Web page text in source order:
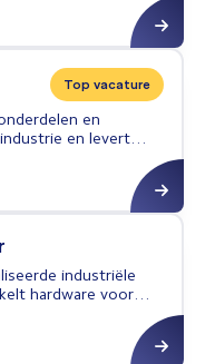
en geïnstalleerd
Top vacature
en
en levert
waar
industriële
hardware voor
producten en
sector.